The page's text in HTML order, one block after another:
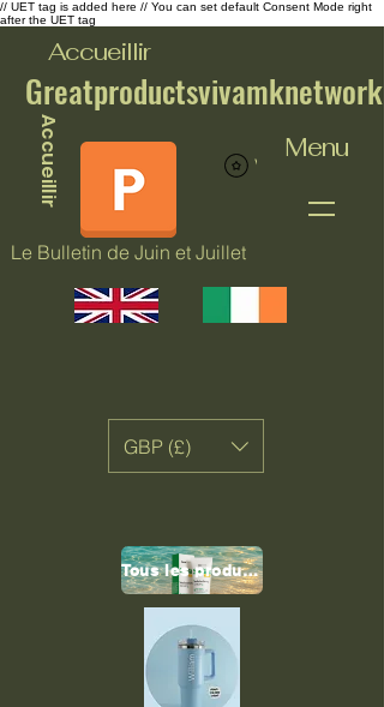
// UET tag is added here // You can set default Consent Mode right
after the UET tag
Accueillir
Le Bulletin de Juin et Juillet
Greatproductsvivamknetwork
Menu
Accueillir
GBP (£)
Tous les produits